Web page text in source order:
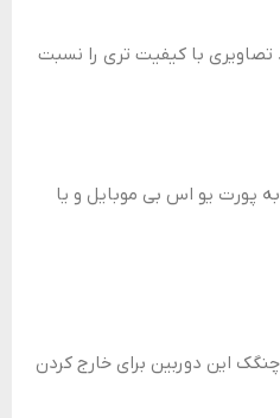
تصاویری با کیفیت تری را نسبت
به پورت یو اس بی موبایل و یا
این دوربین برای خارج کردن